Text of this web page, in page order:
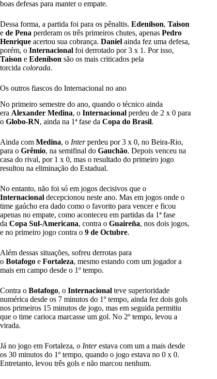
boas defesas para manter o empate.
Dessa forma, a partida foi para os pênaltis. Edenílson, Taison
e de Pena perderam os três primeiros chutes, apenas Pedro
Henrique acertou sua cobrança. Daniel ainda fez uma defesa,
porém, o Internacional foi derrotado por 3 x 1. Por isso,
Taison e Edenílson são os mais criticados pela
torcida colorada.
Os outros fiascos do Internacional no ano
No primeiro semestre do ano, quando o técnico ainda
era Alexander Medina, o Internacional perdeu de 2 x 0 para
o Globo-RN, ainda na 1ª fase da Copa do Brasil.
Ainda com Medina, o Interperdeu por 3 x 0, no Beira-Rio,
para o Grêmio, na semifinal do Gauchão. Depois venceu na
casa do rival, por 1 x 0, mas o resultado do primeiro jogo
resultou na eliminação do Estadual.
No entanto, não foi só em jogos decisivos que o
Internacional decepcionou neste ano. Mas em jogos onde o
time gaúcho era dado como o favorito para vencer e ficou
apenas no empate, como aconteceu em partidas da 1ª fase
da Copa Sul-Americana, contra o Guaireña, nos dois jogos,
e no primeiro jogo contra o 9 de Octubre.
Além dessas situações, sofreu derrotas para
o Botafogo e Fortaleza, mesmo estando com um jogador a
mais em campo desde o 1º tempo.
Contra o Botafogo, o Internacional teve superioridade
numérica desde os 7 minutos do 1º tempo, ainda fez dois gols
nos primeiros 15 minutos de jogo, mas em seguida permitiu
que o time carioca marcasse um gol. No 2º tempo, levou a
virada.
Já no jogo em Fortaleza, o Interestava com um a mais desde
os 30 minutos do 1º tempo, quando o jogo estava no 0 x 0.
Entretanto, levou três gols e não marcou nenhum.